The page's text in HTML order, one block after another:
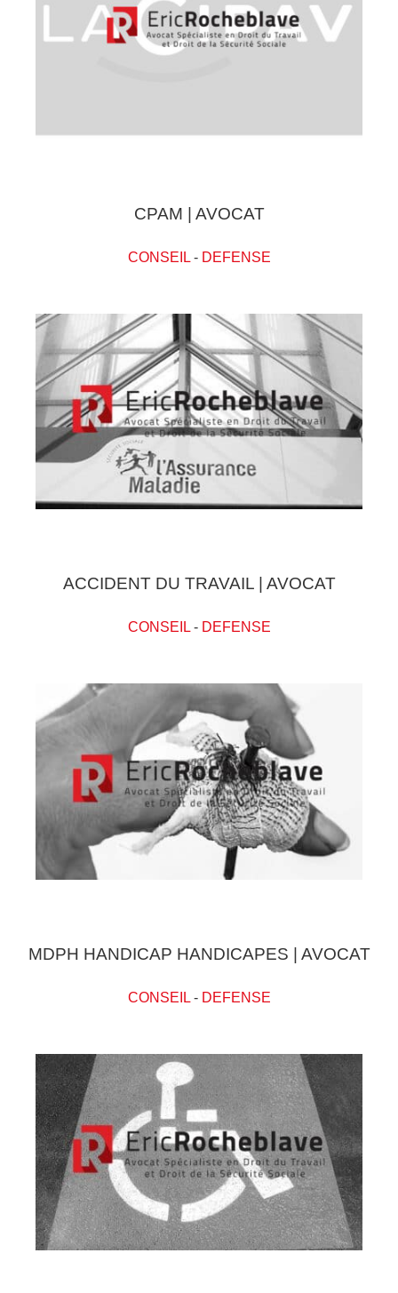
CPAM | AVOCAT
CONSEIL- DEFENSE
ACCIDENT DU TRAVAIL | AVOCAT
CONSEIL- DEFENSE
MDPH HANDICAP HANDICAPES | AVOCAT
CONSEIL- DEFENSE